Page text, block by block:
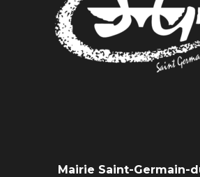
Mairie Saint-Germain-